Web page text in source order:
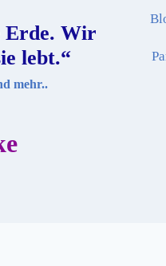
Erde. Wir
lebt.“
mehr..